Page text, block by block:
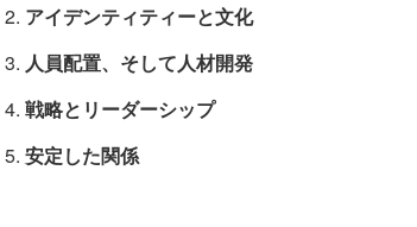
アイデンティティーと文化
人員配置、そして人材開発
戦略とリーダーシップ
安定した関係